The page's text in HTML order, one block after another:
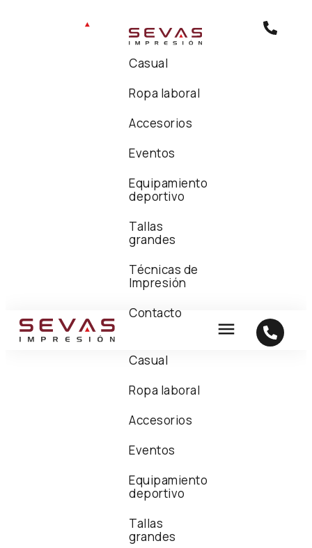
Casual
Ropa laboral
Accesorios
Eventos
Equipamiento
deportivo
Tallas
grandes
Técnicas de
Impresión
Contacto
Casual
Ropa laboral
Accesorios
Eventos
Equipamiento
deportivo
Tallas
grandes